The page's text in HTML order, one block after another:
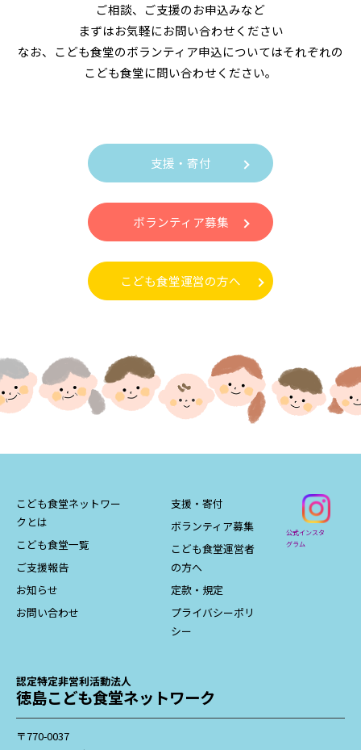
ご相談、ご支援のお申込みなど
まずはお気軽にお問い合わせください
なお、こども食堂のボランティア申込についてはそれぞれの
こども食堂に問い合わせください。
支援・寄付
ボランティア募集
こども食堂運営の方へ
こども食堂ネットワー
クとは
こども食堂一覧
ご支援報告
お知らせ
お問い合わせ
支援・寄付
ボランティア募集
こども食堂運営者
の方へ
定款・規定
プライバシーポリ
シー
公式インスタ
グラム
認定特定非営利活動法人
徳島こども食堂ネットワーク
〒770-0037